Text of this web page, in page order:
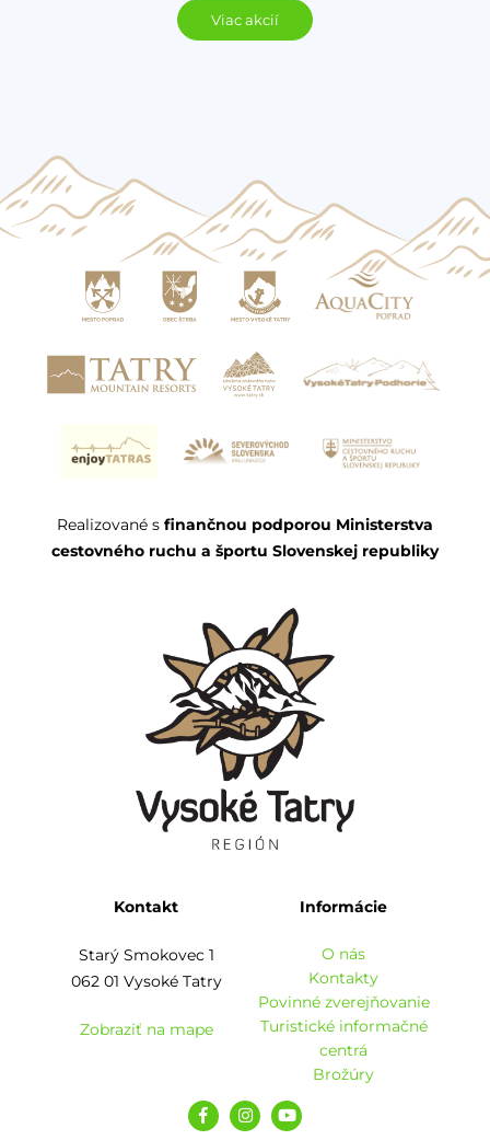
Viac akcií
Realizované s finančnou podporou Ministerstva
cestovného ruchu a športu Slovenskej republiky
Kontakt
Starý Smokovec 1
062 01 Vysoké Tatry
Zobraziť na mape
Informácie
O nás
Kontakty
Povinné zverejňovanie
Turistické informačné
centrá
Brožúry